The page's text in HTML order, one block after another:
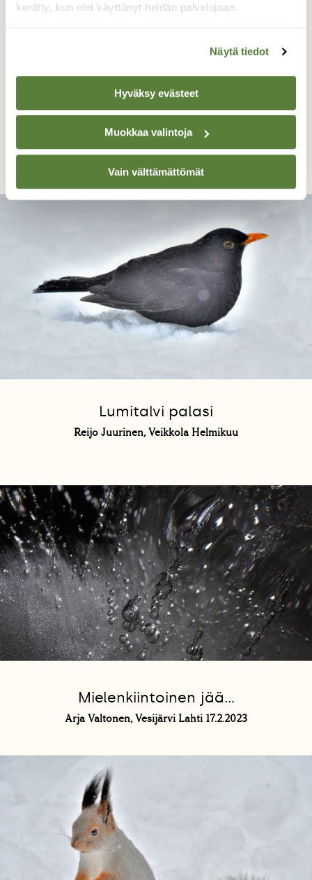
kerätty, kun olet käyttänyt heidän palvelujaan.
Näytä tiedot
Hyväksy evästeet
Muokkaa valintoja
Vain välttämättömät
Lumitilanne…
Lumitalvi palasi
Reijo Juurinen, Veikkola Helmikuu
Mielenkiintoinen jää...
Arja Valtonen, Vesijärvi Lahti 17.2.2023